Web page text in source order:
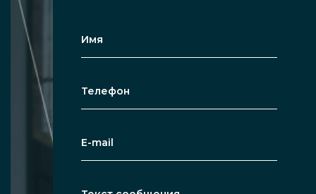
различные задачи в зависимости от нужд и
пожеланий клиента.
Преимущества и
недостатки
Относительным недостатком перегородок,